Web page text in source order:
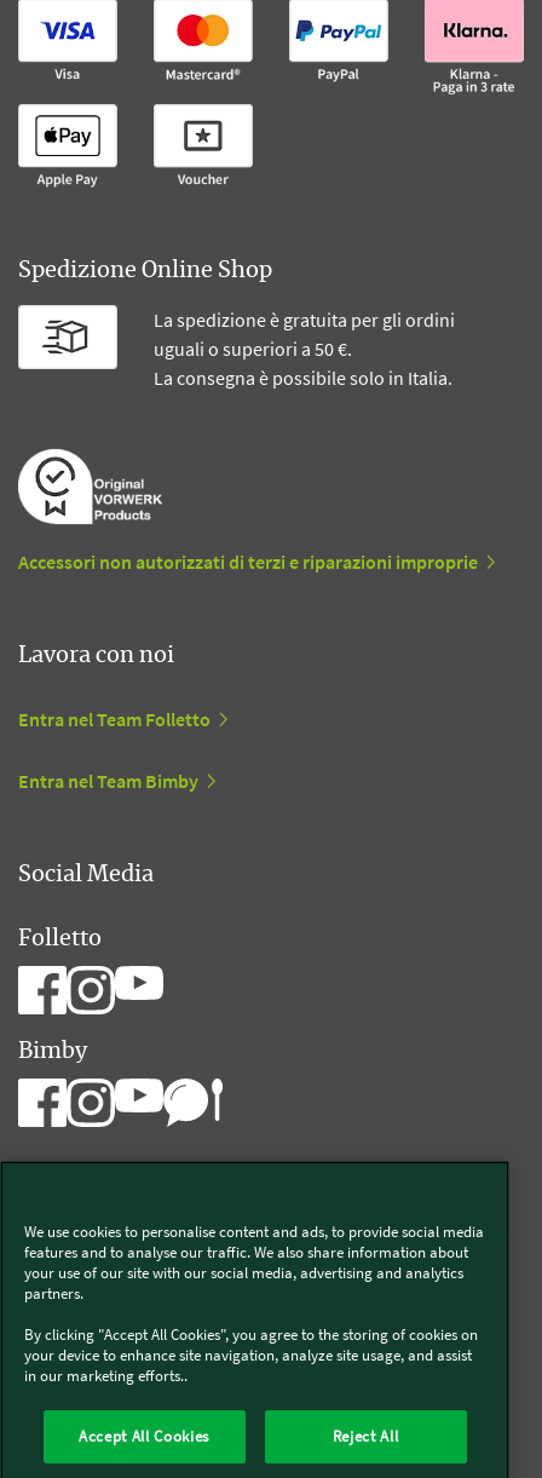
Spedizione Online Shop
La spedizione è gratuita per gli ordini
uguali o superiori a 50 €.
La consegna è possibile solo in Italia.
Accessori non autorizzati di terzi e riparazioni improprie
Lavora con noi
Entra nel Team Folletto
Entra nel Team Bimby
Social Media
Folletto
Bimby
Vorwerk Italia s.a.s. di Vorwerk Management s.r.l.
C.F. e P.Iva 00793630153
Chi siamo
Informativa Privacy & Cookies
Licenza dati ai sensi del Regolamento UE-2023/2854
Condizioni Generali di Vendita
Segnalazioni (whistleblowing)
Dichiarazione di Accessibilità
We use cookies to personalise content and ads, to provide social media
features and to analyse our traffic. We also share information about
your use of our site with our social media, advertising and analytics
partners.
By clicking "Accept All Cookies", you agree to the storing of cookies on
your device to enhance site navigation, analyze site usage, and assist
in our marketing efforts..
Accept All Cookies Reject All